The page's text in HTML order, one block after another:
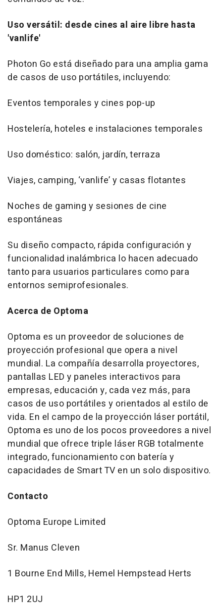
Uso versátil: desde cines al aire libre hasta
'vanlife'
Photon Go está diseñado para una amplia gama
de casos de uso portátiles, incluyendo:
Eventos temporales y cines pop-up
Hostelería, hoteles e instalaciones temporales
Uso doméstico: salón, jardín, terraza
Viajes, camping, ‘vanlife’ y casas flotantes
Noches de gaming y sesiones de cine
espontáneas
Su diseño compacto, rápida configuración y
funcionalidad inalámbrica lo hacen adecuado
tanto para usuarios particulares como para
entornos semiprofesionales.
Acerca de Optoma
Optoma es un proveedor de soluciones de
proyección profesional que opera a nivel
mundial. La compañía desarrolla proyectores,
pantallas LED y paneles interactivos para
empresas, educación y, cada vez más, para
casos de uso portátiles y orientados al estilo de
vida. En el campo de la proyección láser portátil,
Optoma es uno de los pocos proveedores a nivel
mundial que ofrece triple láser RGB totalmente
integrado, funcionamiento con batería y
capacidades de Smart TV en un solo dispositivo.
Contacto
Optoma Europe Limited
Sr. Manus Cleven
1 Bourne End Mills, Hemel Hempstead Herts
HP1 2UJ